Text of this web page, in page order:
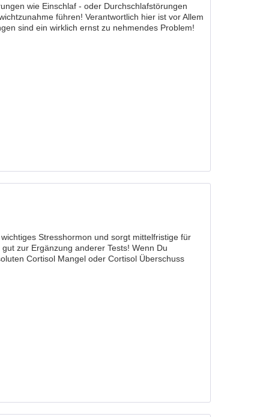
wie Einschlaf - oder Durchschlafstörungen
führen! Verantwortlich hier ist vor Allem
sind ein wirklich ernst zu nehmendes Problem!
Stresshormon und sorgt mittelfristige für
zur Ergänzung anderer Tests! Wenn Du
Cortisol Mangel oder Cortisol Überschuss